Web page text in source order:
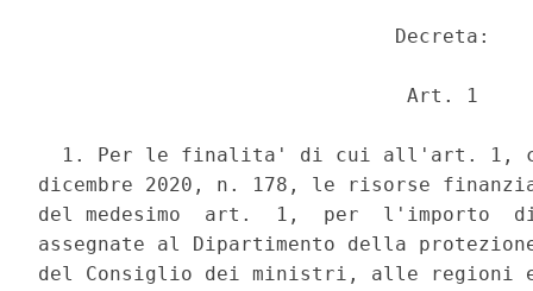
                              Decreta:
                               Art. 1
1. Per le finalita' di cui all'art. 1,
dicembre 2020, n. 178, le risorse
del medesimo  art.  1,  per  l'importo
assegnate al Dipartimento della
del Consiglio dei ministri, alle regioni